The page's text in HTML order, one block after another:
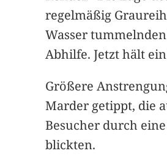
regelmäßig
Wasser
Abhilfe. Jetzt hält
Größere
Marder getippt, die
Besucher durch
blickten.